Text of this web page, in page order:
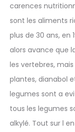
carences
sont les aliments
plus de 30 ans, en
alors avance que
les vertebres,
plantes, dianabol
legumes sont a
tous les legumes
alkylé. Tout sur l